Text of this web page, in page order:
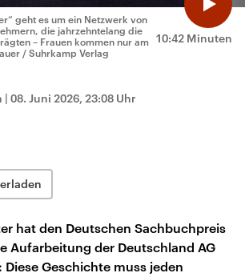
10:42 Minuten
geht es um ein Netzwerk von
die jahrzehntelang die
– Frauen kommen nur am
/ Suhrkamp Verlag
| 08. Juni 2026, 23:08 Uhr
hat den Deutschen Sachbuchpreis
Aufarbeitung der Deutschland AG
Diese Geschichte muss jeden